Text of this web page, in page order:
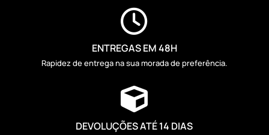

ENTREGAS EM 48H
Rapidez de entrega na sua morada de preferência.

DEVOLUÇÕES ATÉ 14 DIAS